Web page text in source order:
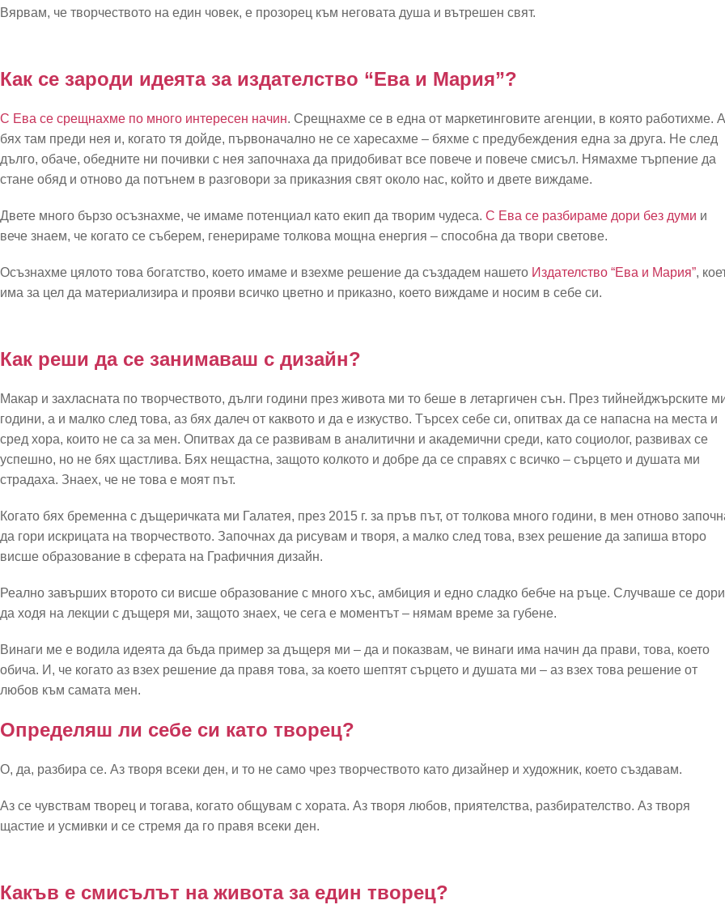
Вярвам, че творчеството на един човек, е прозорец към неговата душа и вътрешен свят.
Как се зароди идеята за издателство “Ева и Мария”?
С Ева се срещнахме по много интересен начин. Срещнахме се в една от маркетинговите агенции, в която работихме.
бях там преди нея и, когато тя дойде, първоначално не се харесахме – бяхме с предубеждения една за друга. Не след
дълго, обаче, обедните ни почивки с нея започнаха да придобиват все повече и повече смисъл. Нямахме търпение да
стане обяд и отново да потънем в разговори за приказния свят около нас, който и двете виждаме.
Двете много бързо осъзнахме, че имаме потенциал като екип да творим чудеса. С Ева се разбираме дори без думи и
вече знаем, че когато се съберем, генерираме толкова мощна енергия – способна да твори светове.
Осъзнахме цялото това богатство, което имаме и взехме решение да създадем нашето Издателство “Ева и Мария”,
има за цел да материализира и прояви всичко цветно и приказно, което виждаме и носим в себе си.
Как реши да се занимаваш с дизайн?
Макар и захласната по творчеството, дълги години през живота ми то беше в летаргичен сън. През тийнейджърските
години, а и малко след това, аз бях далеч от каквото и да е изкуство. Търсех себе си, опитвах да се напасна на места и
сред хора, които не са за мен. Опитвах да се развивам в аналитични и академични среди, като социолог, развивах се
успешно, но не бях щастлива. Бях нещастна, защото колкото и добре да се справях с всичко – сърцето и душата ми
страдаха. Знаех, че не това е моят път.
Когато бях бременна с дъщеричката ми Галатея, през 2015 г. за пръв път, от толкова много години, в мен отново
да гори искрицата на творчеството. Започнах да рисувам и творя, а малко след това, взех решение да запиша второ
висше образование в сферата на Графичния дизайн.
Реално завърших второто си висше образование с много хъс, амбиция и едно сладко бебче на ръце. Случваше се дори
да ходя на лекции с дъщеря ми, защото знаех, че сега е моментът – нямам време за губене.
Винаги ме е водила идеята да бъда пример за дъщеря ми – да и показвам, че винаги има начин да прави, това, което
обича. И, че когато аз взех решение да правя това, за което шептят сърцето и душата ми – аз взех това решение от
любов към самата мен.
Определяш ли себе си като творец?
О, да, разбира се. Аз творя всеки ден, и то не само чрез творчеството като дизайнер и художник, което създавам.
Аз се чувствам творец и тогава, когато общувам с хората. Аз творя любов, приятелства, разбирателство. Аз творя
щастие и усмивки и се стремя да го правя всеки ден.
Какъв е смисълът на живота за един творец?